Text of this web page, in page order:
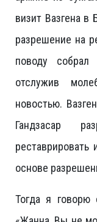
визит Вазгена в
разрешение на
поводу
отслужив
новостью.
Гандзасар
основе
Тогда я говорю